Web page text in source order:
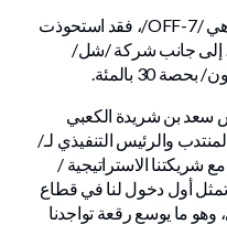
أما في منطقة الاستكشاف الثالثة وهي /OFF-7/، فقد استحوذت
على حصة 30 بالمئة، إلى جانب شركة /شل/
سعد بن شريدة الكعبي
والرئيس التنفيذي لـ/
شريكتنا الاستراتيجية /
أول دخول لنا في قطاع
وهو ما يوسع رقعة تواجدنا